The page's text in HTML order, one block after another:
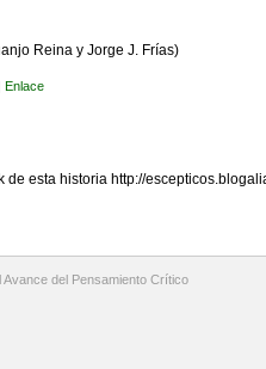
Reina y Jorge J. Frías)
Enlace
de esta historia http://
Avance del Pensamiento Crítico